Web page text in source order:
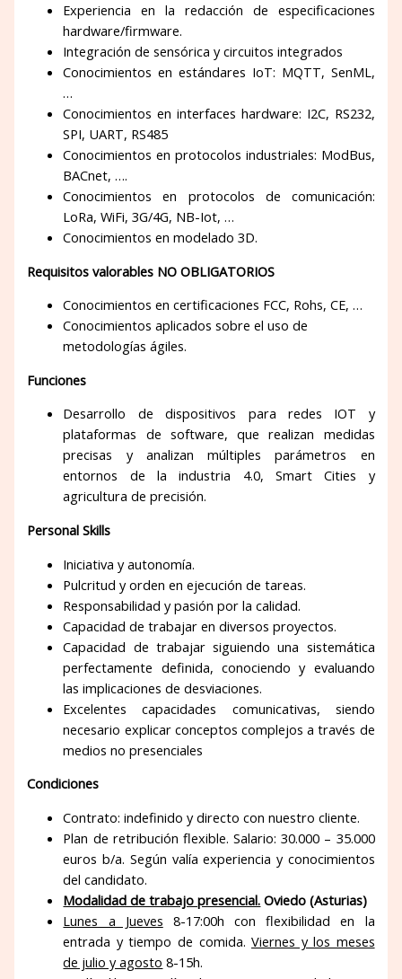
Experiencia en la redacción de especificaciones
hardware/firmware.
Integración de sensórica y circuitos integrados
Conocimientos en estándares IoT: MQTT, SenML,
…
Conocimientos en interfaces hardware: I2C, RS232,
SPI, UART, RS485
Conocimientos en protocolos industriales: ModBus,
BACnet, ….
Conocimientos en protocolos de comunicación:
LoRa, WiFi, 3G/4G, NB-Iot, …
Conocimientos en modelado 3D.
Requisitos valorables NO OBLIGATORIOS
Conocimientos en certificaciones FCC, Rohs, CE, …
Conocimientos aplicados sobre el uso de
metodologías ágiles.
Funciones
Desarrollo de dispositivos para redes IOT y
plataformas de software, que realizan medidas
precisas y analizan múltiples parámetros en
entornos de la industria 4.0, Smart Cities y
agricultura de precisión.
Personal Skills
Iniciativa y autonomía.
Pulcritud y orden en ejecución de tareas.
Responsabilidad y pasión por la calidad.
Capacidad de trabajar en diversos proyectos.
Capacidad de trabajar siguiendo una sistemática
perfectamente definida, conociendo y evaluando
las implicaciones de desviaciones.
Excelentes capacidades comunicativas, siendo
necesario explicar conceptos complejos a través de
medios no presenciales
Condiciones
Contrato: indefinido y directo con nuestro cliente.
Plan de retribución flexible. Salario: 30.000 – 35.000
euros b/a. Según valía experiencia y conocimientos
del candidato.
Modalidad de trabajo presencial. Oviedo (Asturias)
Lunes a Jueves 8-17:00h con flexibilidad en la
entrada y tiempo de comida.Viernes y los meses
de julio y agosto 8-15h.